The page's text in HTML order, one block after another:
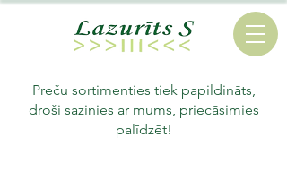
Preču sortimenties tiek papildināts,
droši sazinies ar mums, priecāsimies
palīdzēt!